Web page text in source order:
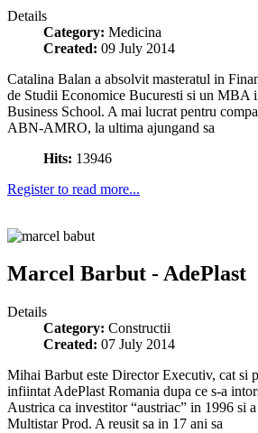
Details
Category: Medicina
Created: 09 July 2014
Catalina Balan a absolvit masteratul in
de Studii Economice Bucuresti si un MBA
Business School. A mai lucrat pentru
ABN-AMRO, la ultima ajungand sa
Hits: 13946
Register to read more...
Marcel Barbut - AdePlast
Details
Category: Constructii
Created: 07 July 2014
Mihai Barbut este Director Executiv, cat si
infiintat AdePlast Romania dupa ce s-a
Austrica ca investitor “austriac” in 1996 si
Multistar Prod. A reusit sa in 17 ani sa